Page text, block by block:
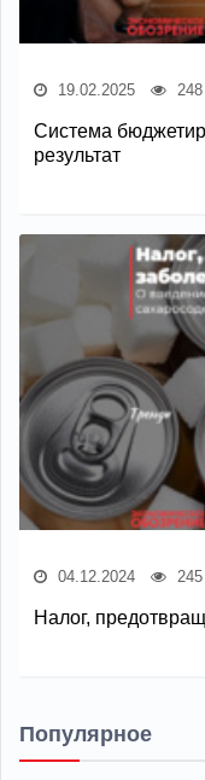
19.02.2025 248
Система
результат
04.12.2024 245
Налог,
Популярное